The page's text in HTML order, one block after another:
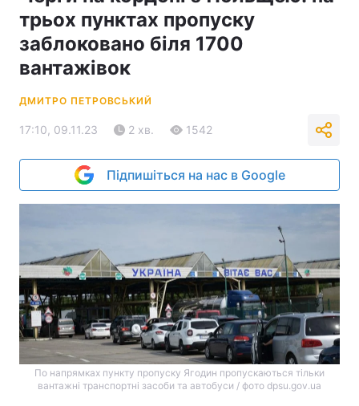
трьох пунктах пропуску
заблоковано біля 1700
вантажівок
ДМИТРО ПЕТРОВСЬКИЙ
17:10, 09.11.23 2 хв. 1542
Підпишіться на нас в Google
По напрямках пункту пропуску Ягодин пропускаються тільки
вантажні транспортні засоби та автобуси / фото dpsu.gov.ua